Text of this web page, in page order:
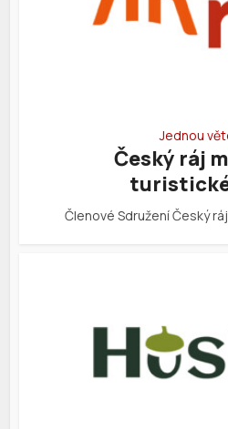
Jednou
Český ráj
Členové Sdružení Český